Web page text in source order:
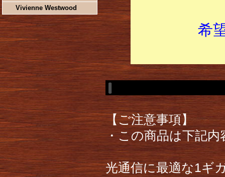
Vivienne Westwood
希
【ご注意事項】
・この商品は下記
光通信に最適な1ギ